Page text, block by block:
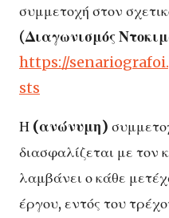
συμμετοχή στον
(Διαγωνισμός
https://
sts
Η (ανώνυμη)
διασφαλίζεται με τον
λαμβάνει ο κάθε
έργου, εντός του